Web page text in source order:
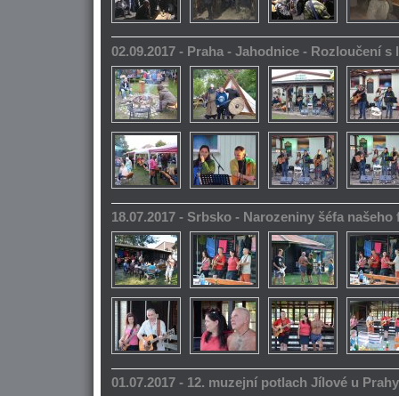
02.09.2017 - Praha - Jahodnice - Rozloučení s
18.07.2017 - Srbsko - Narozeniny šéfa našeho
01.07.2017 - 12. muzejní potlach Jílové u Prahy